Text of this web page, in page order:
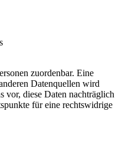
zuordenbar. Eine
Datenquellen wird
vor, diese Daten nachträglich
für eine rechtswidrige